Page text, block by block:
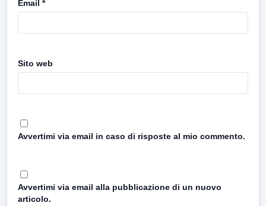
Email *
Sito web
Avvertimi via email in caso di risposte al mio commento.
Avvertimi via email alla pubblicazione di un nuovo
articolo.